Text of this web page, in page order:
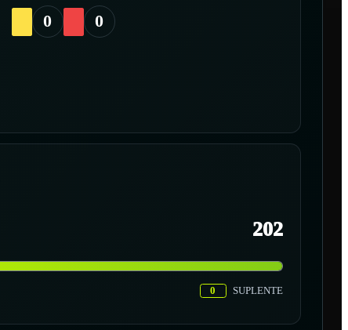
0 0
202
0 SUPLENTE